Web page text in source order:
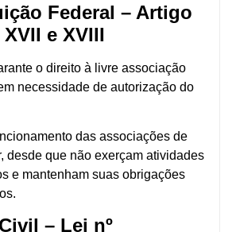
Federal – Artigo
e XVIII
o direito à livre associação
necessidade de autorização do
das associações de
desde que não exerçam atividades
e mantenham suas obrigações
.
– Lei nº